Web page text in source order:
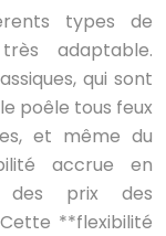
types de
adaptable.
qui sont
poêle tous feux
et même du
accrue en
des prix des
**flexibilité